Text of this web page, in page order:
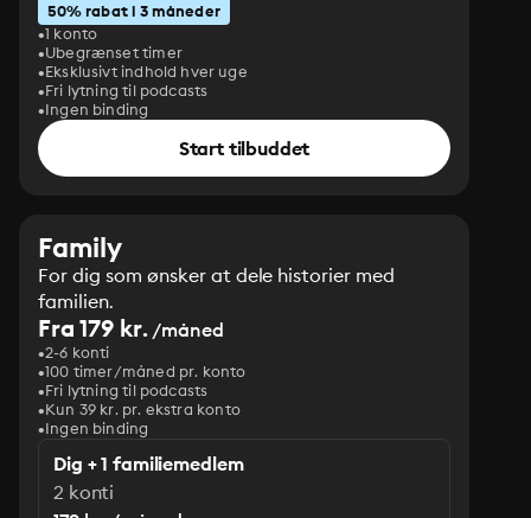
50% rabat i 3 måneder
1 konto
Ubegrænset timer
Eksklusivt indhold hver uge
Fri lytning til podcasts
Ingen binding
Start tilbuddet
Family
For dig som ønsker at dele historier med
familien.
Fra 179 kr./måned
2-6 konti
100 timer/måned pr. konto
Fri lytning til podcasts
Kun 39 kr. pr. ekstra konto
Ingen binding
Dig + 1 familiemedlem
2 konti